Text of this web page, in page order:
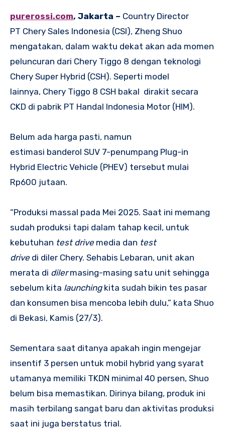
purerossi.com, Jakarta – Country Director
PT Chery Sales Indonesia (CSI), Zheng Shuo
mengatakan, dalam waktu dekat akan ada momen
peluncuran dari Chery Tiggo 8 dengan teknologi
Chery Super Hybrid (CSH). Seperti model
lainnya, Chery Tiggo 8 CSH bakal dirakit secara
CKD di pabrik PT Handal Indonesia Motor (HIM).
Belum ada harga pasti, namun
estimasi banderol SUV 7-penumpang Plug-in
Hybrid Electric Vehicle (PHEV) tersebut mulai
Rp600 jutaan.
“Produksi massal pada Mei 2025. Saat ini memang
sudah produksi tapi dalam tahap kecil, untuk
kebutuhan test drive media dan test
drive di diler Chery. Sehabis Lebaran, unit akan
merata di dilermasing-masing satu unit sehingga
sebelum kita launchingkita sudah bikin tes pasar
dan konsumen bisa mencoba lebih dulu,” kata Shuo
di Bekasi, Kamis (27/3).
Sementara saat ditanya apakah ingin mengejar
insentif 3 persen untuk mobil hybrid yang syarat
utamanya memiliki TKDN minimal 40 persen, Shuo
belum bisa memastikan. Dirinya bilang, produk ini
masih terbilang sangat baru dan aktivitas produksi
saat ini juga berstatus trial.